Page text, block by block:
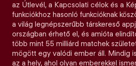
az Útlevél, a Kapcsolati célok és a
funkciókhoz hasonló funkcióknak
a világ legnépszerűbb társkereső
országban érhető el, és amióta
több mint 55 milliárd matchek
mögött egy valódi ember áll. Mindig
az a hely, ahol olyan emberekkel